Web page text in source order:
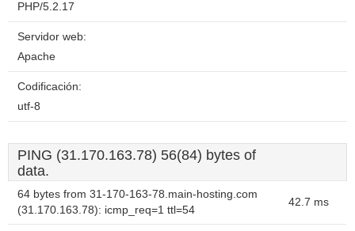
PHP/5.2.17
Servidor web:
Apache
Codificación:
utf-8
PING (31.170.163.78) 56(84) bytes of
data.
64 bytes from 31-170-163-78.main-hosting.com
(31.170.163.78): icmp_req=1 ttl=54
42.7 ms